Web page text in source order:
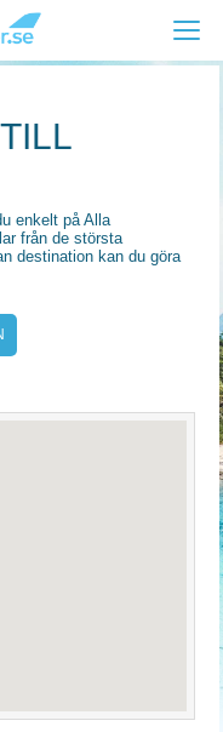
enkelt på Alla
från de största
destination kan du göra